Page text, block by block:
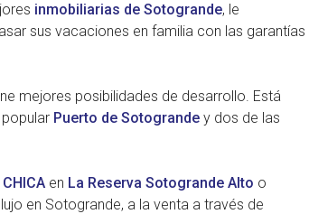
inmobiliarias de Sotogrande, le
sus vacaciones en familia con las garantías
mejores posibilidades de desarrollo. Está
Puerto de Sotogrande y dos de las
en La Reserva Sotogrande Alto o
en Sotogrande, a la venta a través de